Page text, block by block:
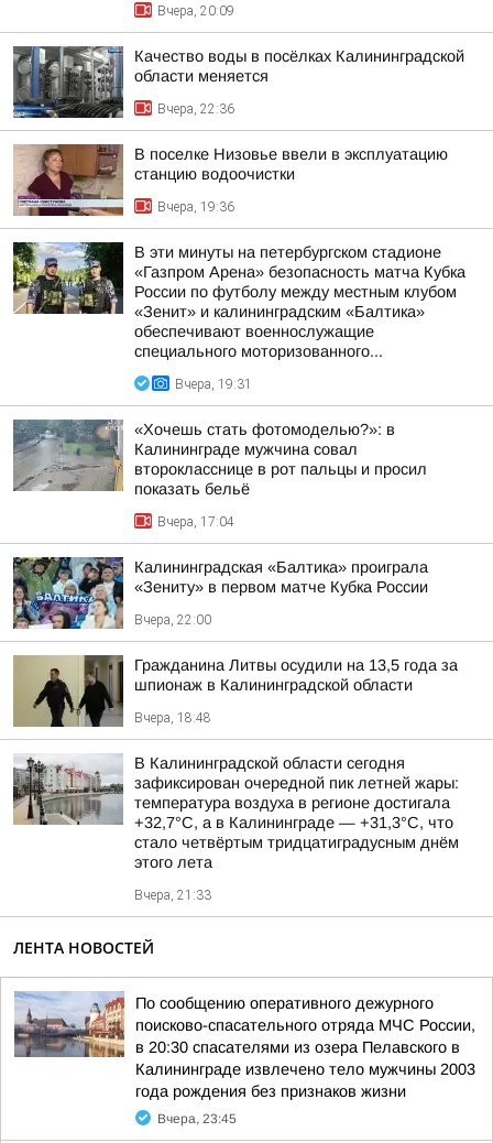
Вчера, 20:09
Качество воды в посёлках Калининградской
области меняется
Вчера, 22:36
В поселке Низовье ввели в эксплуатацию
станцию водоочистки
Вчера, 19:36
В эти минуты на петербургском стадионе
«Газпром Арена» безопасность матча Кубка
России по футболу между местным клубом
«Зенит» и калининградским «Балтика»
обеспечивают военнослужащие
специального моторизованного...
Вчера, 19:31
«Хочешь стать фотомоделью?»: в
Калининграде мужчина совал
второкласснице в рот пальцы и просил
показать бельё
Вчера, 17:04
Калининградская «Балтика» проиграла
«Зениту» в первом матче Кубка России
Вчера, 22:00
Гражданина Литвы осудили на 13,5 года за
шпионаж в Калининградской области
Вчера, 18:48
В Калининградской области сегодня
зафиксирован очередной пик летней жары:
температура воздуха в регионе достигала
+32,7°С, а в Калининграде — +31,3°С, что
стало четвёртым тридцатиградусным днём
этого лета
Вчера, 21:33
ЛЕНТА НОВОСТЕЙ
По сообщению оперативного дежурного
поисково-спасательного отряда МЧС России,
в 20:30 спасателями из озера Пелавского в
Калининграде извлечено тело мужчины 2003
года рождения без признаков жизни
Вчера, 23:45